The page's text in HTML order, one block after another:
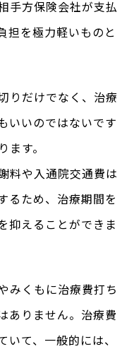
手方保険会社が支払
担を極力軽いものと
りだけでなく、治療
いいのではないです
す。
料や入通院交通費は
るため、治療期間を
抑えることができま
みくもに治療費打ち
ありません。治療費
て、一般的には、